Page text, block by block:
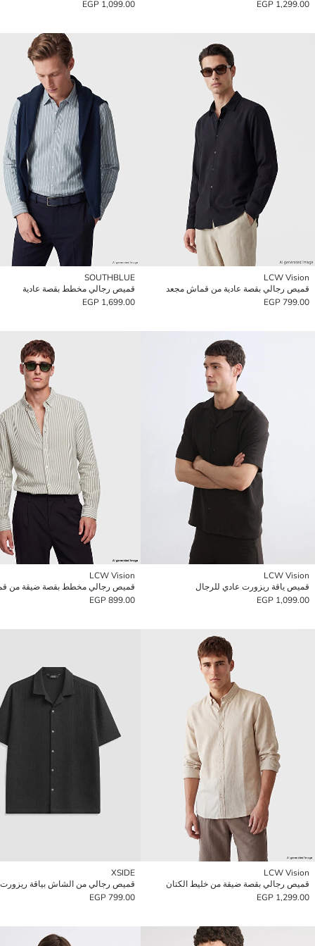
1,299.00 EGP
1,099.00 EGP
LCW Vision
قميص رجالي بقصة عادية من قماش مجعد
799.00 EGP
SOUTHBLUE
قميص رجالي مخطط بقصة عادية
1,699.00 EGP
LCW Vision
قميص ياقة ريزورت عادي للرجال
1,099.00 EGP
LCW Vision
899.00 EGP
LCW Vision
قميص رجالي بقصة ضيقة من خليط الكتان
1,299.00 EGP
XSIDE
799.00 EGP